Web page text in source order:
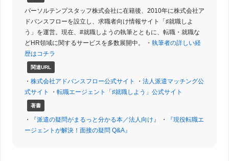
パーソルテンプスタッフ株式会社に在籍後、2010年に株式会社ア
ドバンスフローを設立し、求職者向け情報サイト「♯就職しよ
う」を運営。現在、#就職しようの執筆とともに、転職・就職な
どHR領域に関するサービスを多数展開中。 ・ 執筆者の詳しい経
歴はコチラ
関連URL
・ 株式会社アドバンスフロー公式サイト ・ 法人派遣マッチング公
式サイト
・ 転職エージェント「♯就職しよう」公式サイト
著書
・ 『派遣の疑問がまるっと分かる本／法人向け』 ・
『現役転職エ
ージェントが解決！面接の疑問 Q&A』